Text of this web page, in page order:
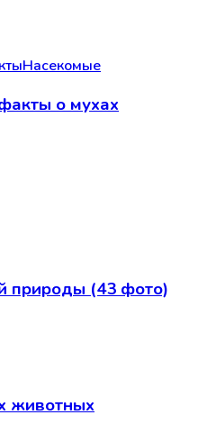
Насекомые
о мухах
природы (43 фото)
животных